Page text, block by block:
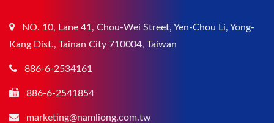
NO. 10, Lane 41, Chou-Wei Street, Yen-Chou Li, Yong-
Kang Dist., Tainan City 710004, Taiwan
886-6-2534161
886-6-2541854
marketing@namliong.com.tw